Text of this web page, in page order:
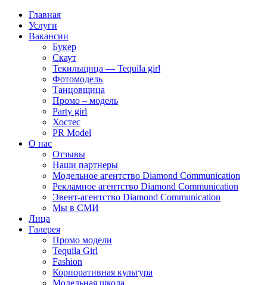
Главная
Услуги
Вакансии
Букер
Скаут
Текильщица — Tequila girl
Фотомодель
Танцовщица
Промо – модель
Party girl
Хостес
PR Model
О нас
Отзывы
Наши партнеры
Модельное агентство Diamond Communication
Рекламное агентство Diamond Communication
Эвент-агентство Diamond Communication
Мы в СМИ
Лица
Галерея
Промо модели
Tequila Girl
Fashion
Корпоративная культура
Модельная школа